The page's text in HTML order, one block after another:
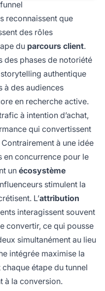
reconnaissent que
des rôles
du parcours client.
des phases de notoriété
authentique
à des audiences
en recherche active.
à intention d’achat,
qui convertissent
à une idée
en concurrence pour le
un écosystème
stimulent la
L’attribution
interagissent souvent
convertir, ce qui pousse
simultanément au lieu
intégrée maximise la
étape du tunnel
à la conversion.